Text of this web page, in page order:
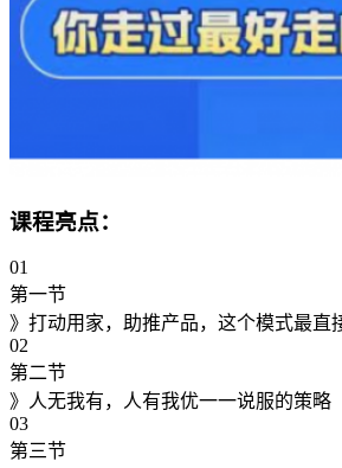
课程亮点：
01
第一节
》打动用家，助推产品，这个模式最直
02
第二节
》人无我有，人有我优一一说服的策略
03
第三节